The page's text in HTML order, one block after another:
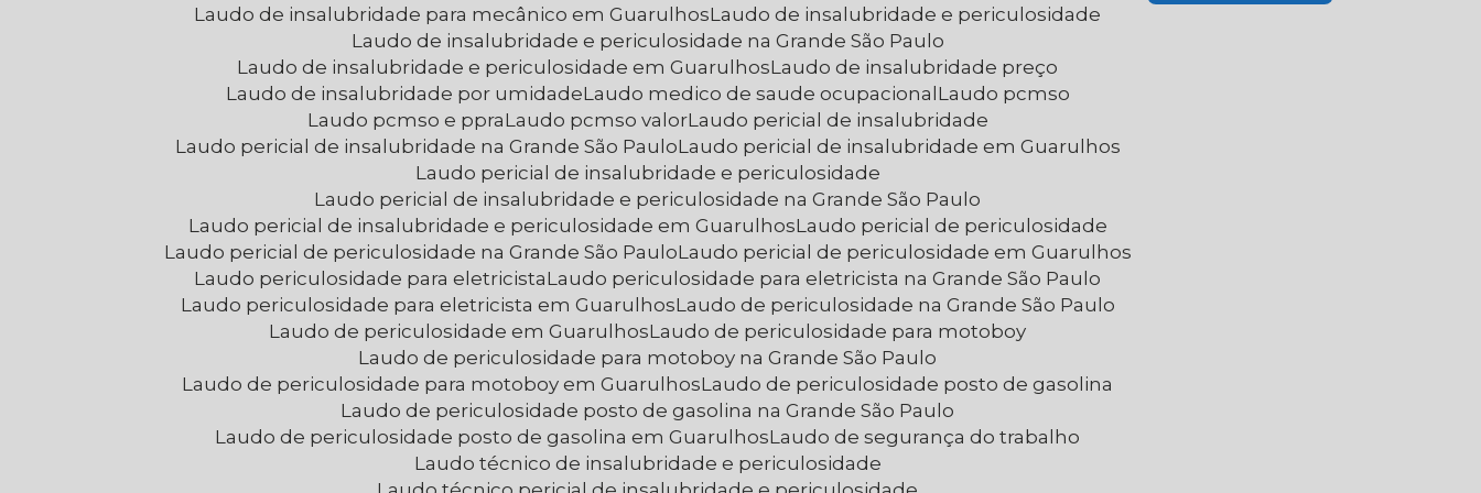
Laudo de insalubridade para mecânico em Guarulhos Laudo de insalubridade e periculosidade
Laudo de insalubridade e periculosidade na Grande São Paulo
Laudo de insalubridade e periculosidade em Guarulhos Laudo de insalubridade preço
Laudo de insalubridade por umidade Laudo medico de saude ocupacional
Laudo pcmso
Laudo pcmso e ppra Laudo pcmso valor Laudo pericial de insalubridade
Laudo pericial de insalubridade na Grande São Paulo Laudo pericial de insalubridade em Guarulhos
Laudo pericial de insalubridade e periculosidade
Laudo pericial de insalubridade e periculosidade na Grande São Paulo
Laudo pericial de insalubridade e periculosidade em Guarulhos Laudo pericial de periculosidade
Laudo pericial de periculosidade na Grande São Paulo Laudo pericial de periculosidade em Guarulhos
Laudo periculosidade para eletricista
Laudo periculosidade para eletricista na Grande São Paulo
Laudo periculosidade para eletricista em Guarulhos Laudo de periculosidade na Grande São Paulo
Laudo de periculosidade em Guarulhos Laudo de periculosidade para motoboy
Laudo de periculosidade para motoboy na Grande São Paulo
Laudo de periculosidade para motoboy em Guarulhos Laudo de periculosidade posto de gasolina
Laudo de periculosidade posto de gasolina na Grande São Paulo
Laudo de periculosidade posto de gasolina em Guarulhos Laudo de segurança do trabalho
Laudo técnico de insalubridade e periculosidade